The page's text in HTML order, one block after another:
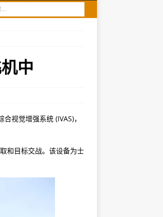
中
视觉增强系统 (IVAS)，
和目标交战。该设备为士